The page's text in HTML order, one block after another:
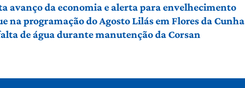
avanço da economia e alerta para envelhecimento
na programação do Agosto Lilás em Flores da Cunha
de água durante manutenção da Corsan